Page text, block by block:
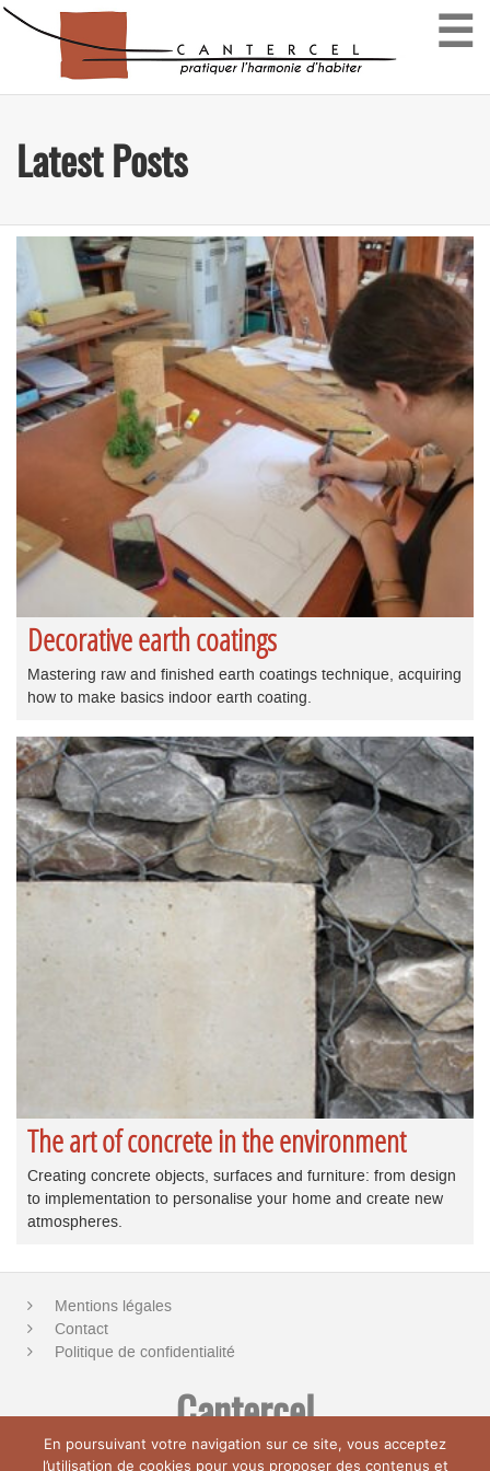
☰
Latest Posts
Decorative earth coatings
Mastering raw and finished earth coatings technique, acquiring
how to make basics indoor earth coating.
The art of concrete in the environment
Creating concrete objects, surfaces and furniture: from design
to implementation to personalise your home and create new
atmospheres.
Mentions légales
Contact
Politique de confidentialité
Cantercel
D9, 34520 La Vacquerie-et-Saint-Martin-de-Castries
En poursuivant votre navigation sur ce site, vous acceptez
l’utilisation de cookies pour vous proposer des contenus et